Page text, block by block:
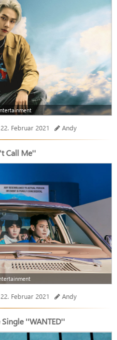
Februar 2021 Andy
Call Me''
Februar 2021 Andy
''WANTED''